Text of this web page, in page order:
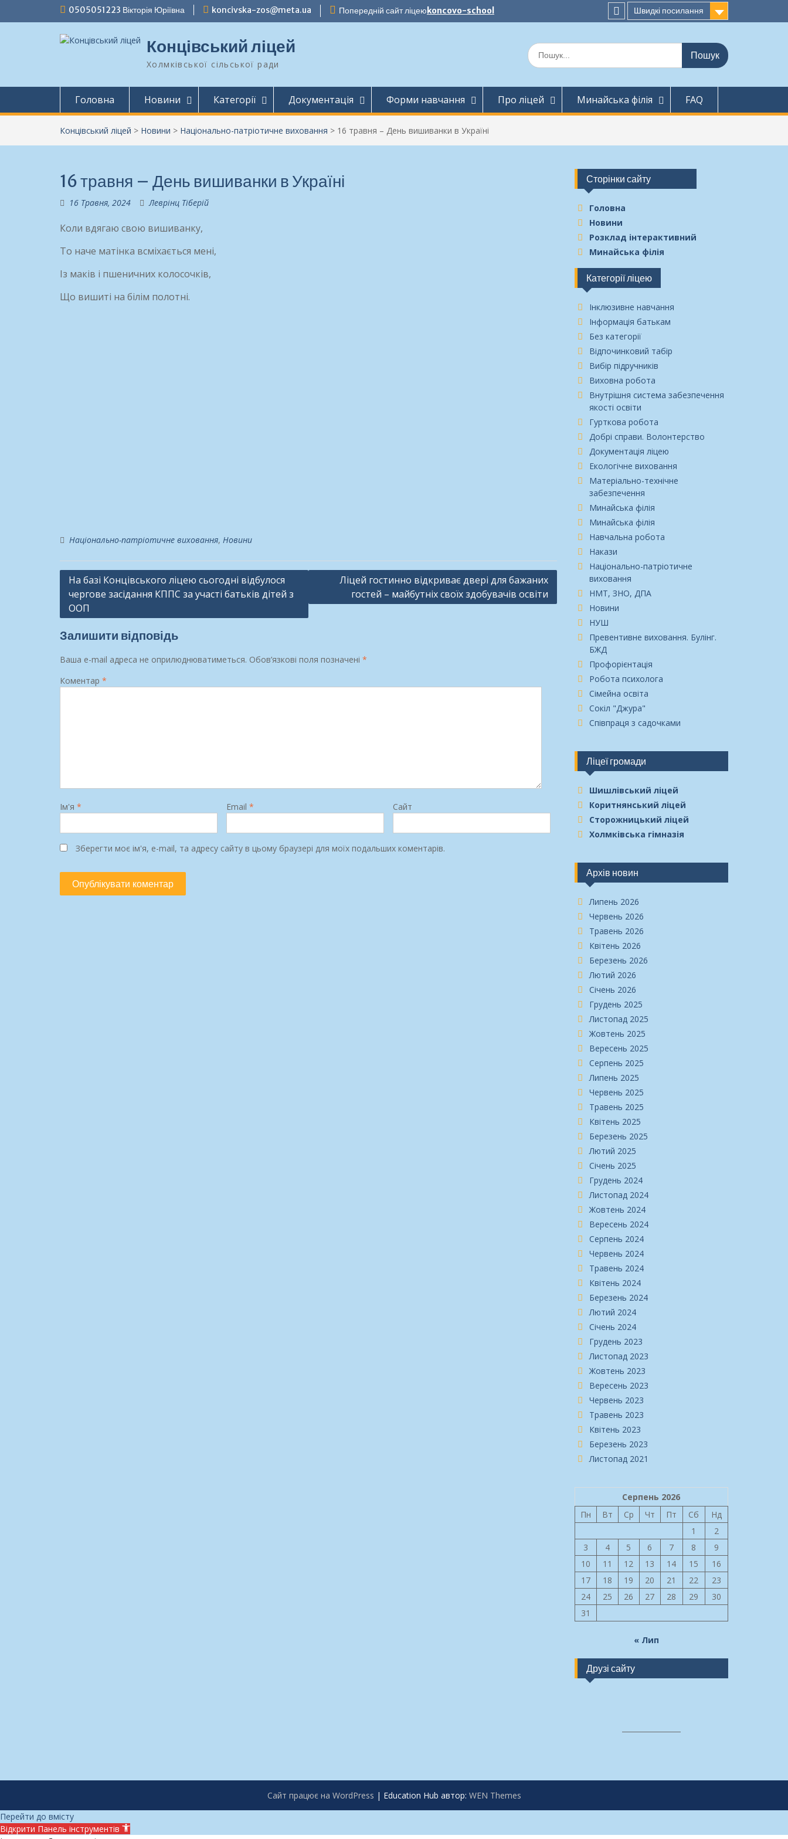
0505051223 Вікторія Юріївна koncivska-zos@meta.ua Попередній сайт ліцею koncovo-school
Швидкі посилання
facebook
Концівський ліцей
Холмківської сільської ради
Шукати:
Головна Новини Категорії Документація Форми навчання Про ліцей Минайська філія FAQ
Концівський ліцей > Новини > Національно-патріотичне виховання > 16 травня – День вишиванки в Україні
16 травня – День вишиванки в Україні
16 Травня, 2024 Леврінц Тіберій
Коли вдягаю свою вишиванку,
То наче матінка всміхається мені,
Із маків і пшеничних колосочків,
Що вишиті на білім полотні.
Національно-патріотичне виховання, Новини
Навігація
записів
На базі Концівського ліцею сьогодні відбулося
чергове засідання КППС за участі батьків дітей з
ООП
Ліцей гостинно відкриває двері для бажаних
гостей – майбутніх своїх здобувачів освіти
Залишити відповідь
Ваша e-mail адреса не оприлюднюватиметься. Обов’язкові поля позначені *
Коментар *
Ім'я * Email * Сайт
Зберегти моє ім'я, e-mail, та адресу сайту в цьому браузері для моїх подальших коментарів.
Сторінки сайту
Головна
Новини
Розклад інтерактивний
Минайська філія
Категорії ліцею
Інклюзивне навчання
Інформація батькам
Без категорії
Відпочинковий табір
Вибір підручників
Виховна робота
Внутрішня система забезпечення
якості освіти
Гурткова робота
Добрі справи. Волонтерство
Документація ліцею
Екологічне виховання
Матеріально-технічне
забезпечення
Минайська філія
Минайська філія
Навчальна робота
Накази
Національно-патріотичне
виховання
НМТ, ЗНО, ДПА
Новини
НУШ
Превентивне виховання. Булінг.
БЖД
Профорієнтація
Робота психолога
Сімейна освіта
Сокіл "Джура"
Співпраця з садочками
Ліцеї громади
Шишлівський ліцей
Коритнянський ліцей
Сторожницький ліцей
Холмківська гімназія
Архів новин
Липень 2026
Червень 2026
Травень 2026
Квітень 2026
Березень 2026
Лютий 2026
Січень 2026
Грудень 2025
Листопад 2025
Жовтень 2025
Вересень 2025
Серпень 2025
Липень 2025
Червень 2025
Травень 2025
Квітень 2025
Березень 2025
Лютий 2025
Січень 2025
Грудень 2024
Листопад 2024
Жовтень 2024
Вересень 2024
Серпень 2024
Червень 2024
Травень 2024
Квітень 2024
Березень 2024
Лютий 2024
Січень 2024
Грудень 2023
Листопад 2023
Жовтень 2023
Вересень 2023
Червень 2023
Травень 2023
Квітень 2023
Березень 2023
Листопад 2021
Серпень 2026
Пн
Вт Ср Чт Пт Сб
Нд
1
2
3
4 5 6 7 8
9
10
11 12 13 14 15
16
17
18 19 20 21 22
23
24
25 26 27 28 29
30
31
« Лип
Друзі сайту
Сайт працює на WordPress | Education Hub автор: WEN Themes
Перейти до вмісту
Відкрити Панель інструментів